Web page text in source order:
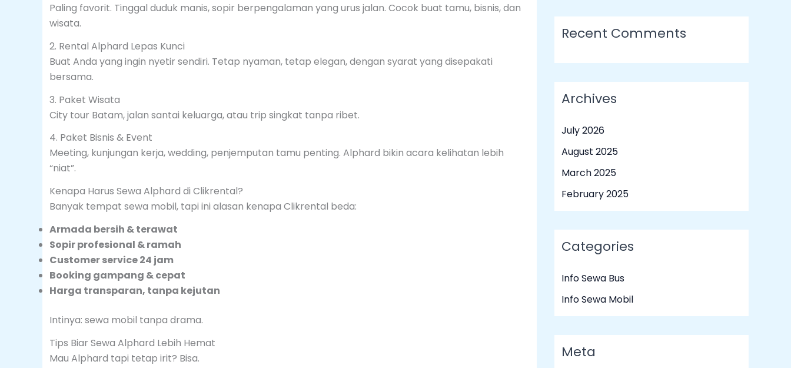
Paling favorit. Tinggal duduk manis, sopir berpengalaman yang urus jalan. Cocok buat tamu, bisnis, dan
wisata.
2. Rental Alphard Lepas Kunci
Buat Anda yang ingin nyetir sendiri. Tetap nyaman, tetap elegan, dengan syarat yang disepakati
bersama.
3. Paket Wisata
City tour Batam, jalan santai keluarga, atau trip singkat tanpa ribet.
4. Paket Bisnis & Event
Meeting, kunjungan kerja, wedding, penjemputan tamu penting. Alphard bikin acara kelihatan lebih
“niat”.
Kenapa Harus Sewa Alphard di Clikrental?
Banyak tempat sewa mobil, tapi ini alasan kenapa Clikrental beda:
Armada bersih & terawat
Sopir profesional & ramah
Customer service 24 jam
Booking gampang & cepat
Harga transparan, tanpa kejutan
Intinya: sewa mobil tanpa drama.
Tips Biar Sewa Alphard Lebih Hemat
Mau Alphard tapi tetap irit? Bisa.
Recent Comments
Archives
July 2026
August 2025
March 2025
February 2025
Categories
Info Sewa Bus
Info Sewa Mobil
Meta